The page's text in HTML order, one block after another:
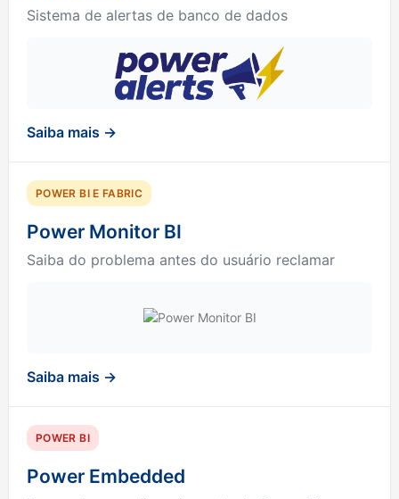
Sistema de alertas de banco de dados
Saiba mais →
POWER BI E FABRIC
Power Monitor BI
Saiba do problema antes do usuário reclamar
Saiba mais →
POWER BI
Power Embedded